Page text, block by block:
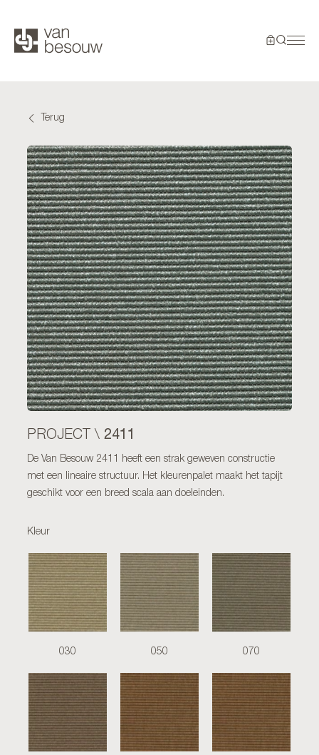
Terug
PROJECT \ 2411
De Van Besouw 2411 heeft een strak geweven constructie
met een lineaire structuur. Het kleurenpalet maakt het tapijt
geschikt voor een breed scala aan doeleinden.
Kleur
030 050 070